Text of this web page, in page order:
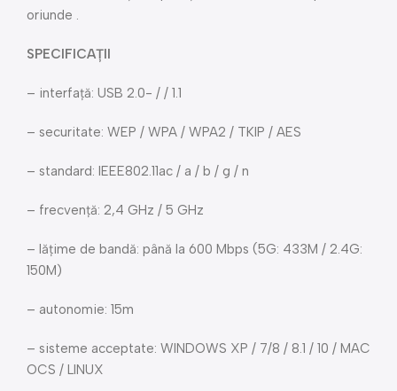
oriunde .
SPECIFICAȚII
– interfață: USB 2.0- / / 1.1
– securitate: WEP / WPA / WPA2 / TKIP / AES
– standard: IEEE802.11ac / a / b / g / n
– frecvență: 2,4 GHz / 5 GHz
– lățime de bandă: până la 600 Mbps (5G: 433M / 2.4G:
150M)
– autonomie: 15m
– sisteme acceptate: WINDOWS XP / 7/8 / 8.1 / 10 / MAC
OCS / LINUX